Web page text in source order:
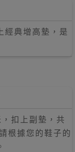
經典增高墊，是
扣上副墊，共
根據您的鞋子的